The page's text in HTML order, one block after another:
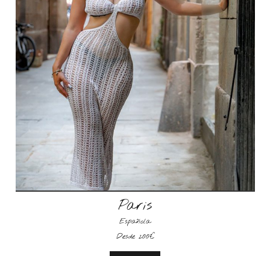
Paris
Española
Desde 200€